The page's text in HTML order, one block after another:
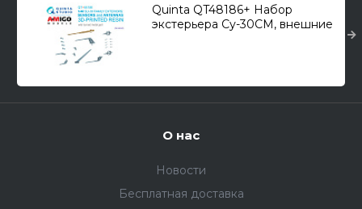
Quinta QT48186+ Набор
экстерьера Су-30СМ, внешние
О нас
Новости
Бесплатная доставка